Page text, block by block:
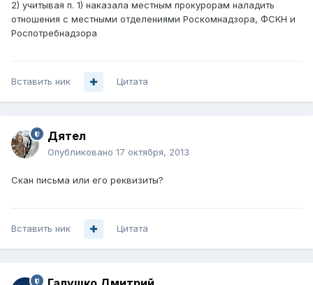
2) учитывая п. 1) наказала местным прокурорам наладить
отношения с местными отделениями Роскомнадзора, ФСКН и
Роспотребнадзора
Вставить ник Цитата
Дятел
Опубликовано 17 октября, 2013
Скан письма или его реквизиты?
Вставить ник Цитата